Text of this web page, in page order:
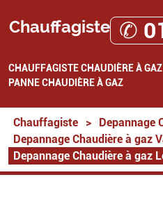
Chauffagiste ✆
CHAUFFAGISTECHAUDIÈRE À GAZ
PANNE CHAUDIÈRE À GAZ
Chauffagiste > Depannage
Depannage Chaudière à gaz
Depannage Chaudière à gaz